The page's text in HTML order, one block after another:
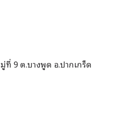
ที่ 9 ต.บางพูด อ.ปากเกร็ด